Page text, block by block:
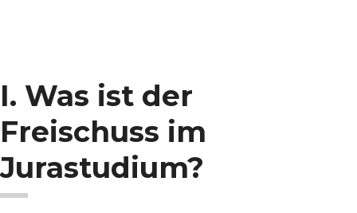
I. Was ist der
Freischuss im
Jurastudium?